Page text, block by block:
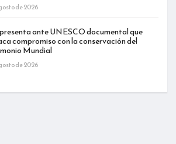
de 2026
ante UNESCO documental que
compromiso con la conservación del
Mundial
de 2026